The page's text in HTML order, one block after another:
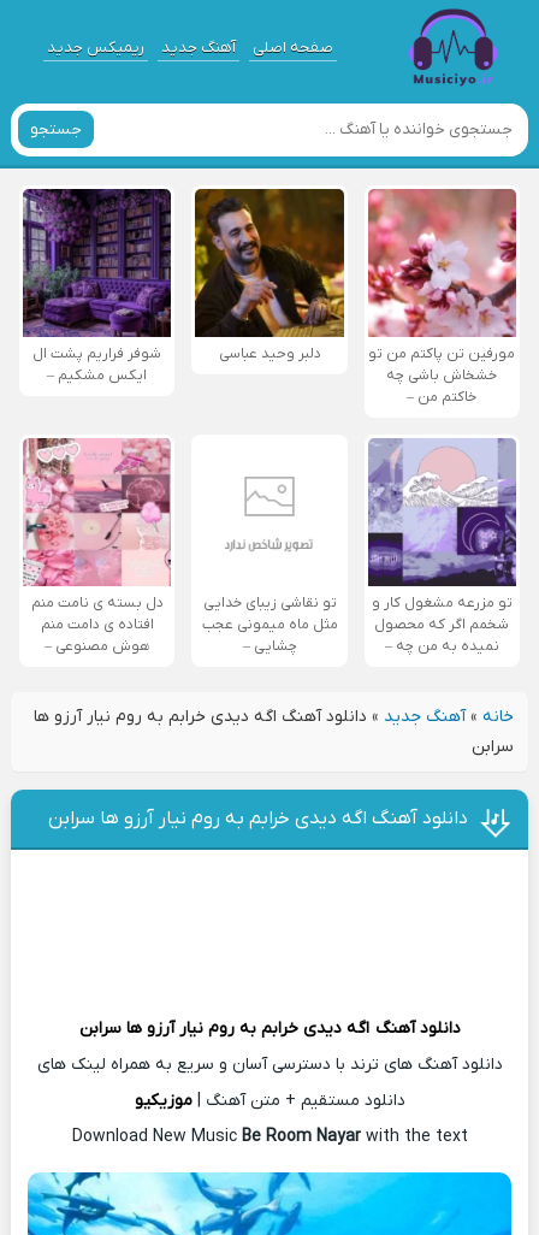
صفحه اصلی آهنگ جدید ریمیکس جدید
جستجو
مورفین تن پاکتم من تو
خشخاش باشی چه
خاکتم من –
دلبر وحید عباسی
شوفر فراریم پشت ال
ایکس مشکیم –
تو مزرعه مشغول کار و
شخمم اگر که محصول
نمیده به من چه –
تو نقاشی زیبای خدایی
مثل ماه میمونی عجب
چشایی –
دل بسته ی نامت منم
افتاده ی دامت منم
هوش مصنوعی –
خانه»آهنگ جدید » دانلود آهنگ اگه دیدی خرابم به روم نیار آرزو ها
سرابن
دانلود آهنگ اگه دیدی خرابم به روم نیار آرزو ها سرابن
دانلود آهنگ اگه دیدی خرابم به روم نیار آرزو ها سرابن
دانلود آهنگ های ترند با دسترسی آسان و سریع به همراه لینک های
دانلود مستقیم + متن آهنگ | موزیکیو
Download New Music Be Room Nayar with the text